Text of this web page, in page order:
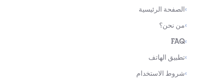
›الصفحة الرئيسية
›من نحن؟
›
FAQ
›تطبيق الهاتف
›شروط الاستخدام